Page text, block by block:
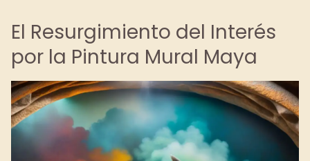
El Resurgimiento del Interés
por la Pintura Mural Maya